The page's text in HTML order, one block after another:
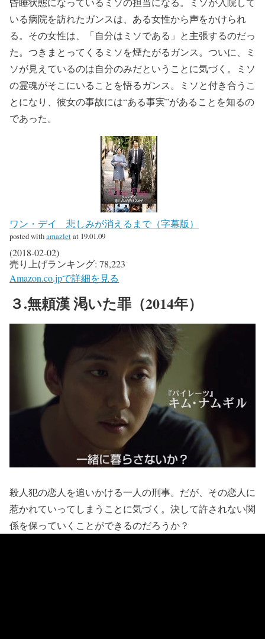
いる病院を訪れたガンスは、ある女性から声をかけられ
る。その女性は、「自分はミソである」と主張するのだっ
た。つきまとってくるミソを煙たがるガンス。ついに、ミ
ソが見えているのは自分のみだということに気づく。ミソ
の霊魂がそこにいることを悟るガンス。ミソと付き合うこ
とになり、彼女の事故には“ある事実”があることを知るの
であった。
ワン・デイ 悲しみが消えるまで（字幕版）
posted withamazletat 19.01.09
(2018-02-02)
売り上げランキング: 78,223
Amazon.co.jpで詳細を見る
３.無頼漢 渇いた罪（2014年）
殺人犯の恋人を追いかける一人の刑事。だが、その恋人に
惹かれていってしまうことに気づく。決して許されない関
係を保っていくことができるのだろうか？